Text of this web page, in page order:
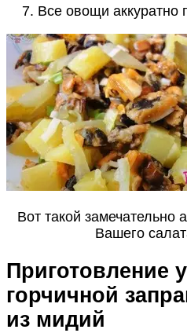
Все овощи
Вот такой замечательно
Вашего
Приготовление
горчичной
из мидий